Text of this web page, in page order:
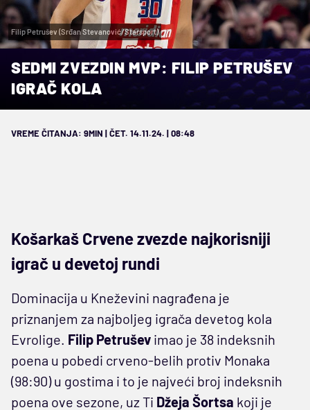
Filip Petrušev (Srđan Stevanović/Starsport)
SEDMI ZVEZDIN MVP: FILIP PETRUŠEV
IGRAČ KOLA
VREME ČITANJA: 9MIN | ČET. 14.11.24. | 08:48
Košarkaš Crvene zvezde najkorisniji
igrač u devetoj rundi
Dominacija u Kneževini nagrađena je
priznanjem za najboljeg igrača devetog kola
Evrolige. Filip Petrušev imao je 38 indeksnih
poena u pobedi crveno-belih protiv Monaka
(98:90) u gostima i to je najveći broj indeksnih
poena ove sezone, uz Ti Džeja Šortsa koji je